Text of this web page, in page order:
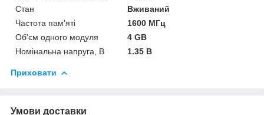
Стан
Вживаний
Частота пам'яті
1600 МГц
Об'єм одного модуля
4 GB
Номінальна напруга, В
1.35 В
Приховати
Умови доставки